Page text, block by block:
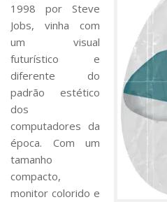
1998 por Steve
Jobs, vinha com
um visual
futurístico e
diferente do
padrão estético
dos
computadores da
época. Com um
tamanho
compacto,
monitor colorido e